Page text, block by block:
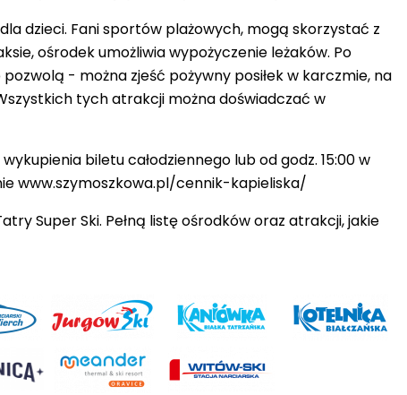
dzieci. Fani sportów plażowych, mogą skorzystać z
ośrodek umożliwia wypożyczenie leżaków. Po
- można zjeść pożywny posiłek w karczmie, na
tych atrakcji można doświadczać w
biletu całodziennego lub od godz. 15:00 w
www.szymoszkowa.pl/cennik-kapieliska/
Super Ski. Pełną listę ośrodków oraz atrakcji, jakie